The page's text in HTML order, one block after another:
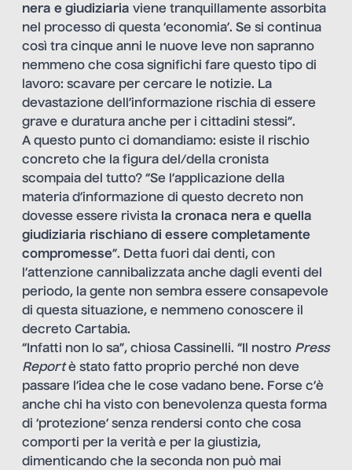
nera e giudiziaria viene tranquillamente assorbita
nel processo di questa ‘economia’. Se si continua
così tra cinque anni le nuove leve non sapranno
nemmeno che cosa significhi fare questo tipo di
lavoro: scavare per cercare le notizie. La
devastazione dell’informazione rischia di essere
grave e duratura anche per i cittadini stessi”.
A questo punto ci domandiamo: esiste il rischio
concreto che la figura del/della cronista
scompaia del tutto? “Se l’applicazione della
materia d’informazione di questo decreto non
dovesse essere rivista la cronaca nera e quella
giudiziaria rischiano di essere completamente
compromesse”. Detta fuori dai denti, con
l’attenzione cannibalizzata anche dagli eventi del
periodo, la gente non sembra essere consapevole
di questa situazione, e nemmeno conoscere il
decreto Cartabia.
“Infatti non lo sa”, chiosa Cassinelli. “Il nostro Press
Reportè stato fatto proprio perché non deve
passare l’idea che le cose vadano bene. Forse c’è
anche chi ha visto con benevolenza questa forma
di ‘protezione’ senza rendersi conto che cosa
comporti per la verità e per la giustizia,
dimenticando che la seconda non può mai